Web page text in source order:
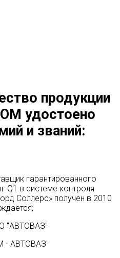
продукции
удостоено
и званий:
гарантированного
Q1 в системе контроля
Соллерс» получен в 2010
"АВТОВАЗ"
- АВТОВАЗ"